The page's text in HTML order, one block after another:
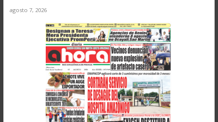
agosto 7, 2026